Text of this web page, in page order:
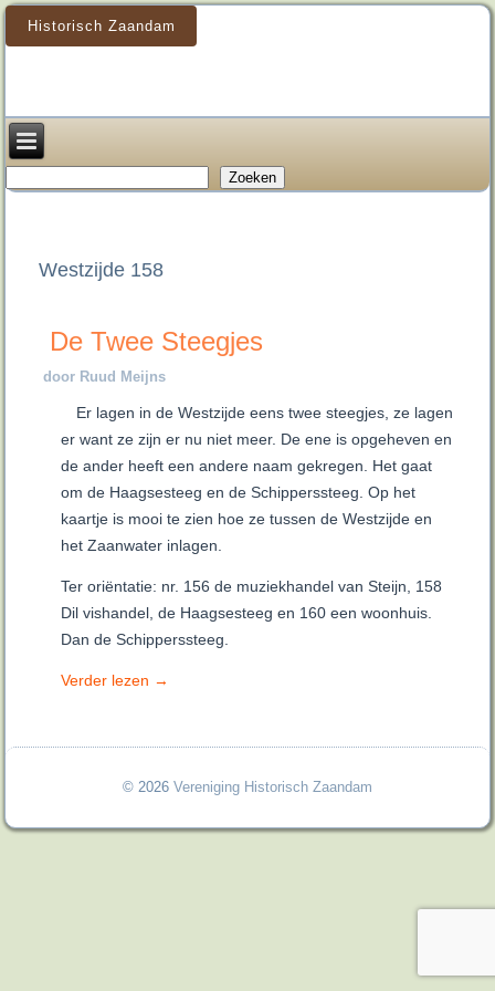
Historisch Zaandam
Zoeken
Westzijde 158
De Twee Steegjes
door Ruud Meijns
Er lagen in de Westzijde eens twee steegjes, ze lagen
er want ze zijn er nu niet meer. De ene is opgeheven en
de ander heeft een andere naam gekregen. Het gaat
om de Haagsesteeg en de Schipperssteeg. Op het
kaartje is mooi te zien hoe ze tussen de Westzijde en
het Zaanwater inlagen.
Ter oriëntatie: nr. 156 de muziekhandel van Steijn, 158
Dil vishandel, de Haagsesteeg en 160 een woonhuis.
Dan de Schipperssteeg.
Verder lezen →
© 2026 Vereniging Historisch Zaandam